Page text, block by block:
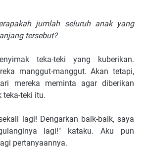
jumlah seluruh anak yang
tersebut?
teka-teki yang kuberikan.
manggut-manggut. Akan tetapi,
mereka meminta agar diberikan
teka-teki itu.
lagi! Dengarkan baik-baik, saya
lagi!" kataku. Aku pun
pertanyaannya.